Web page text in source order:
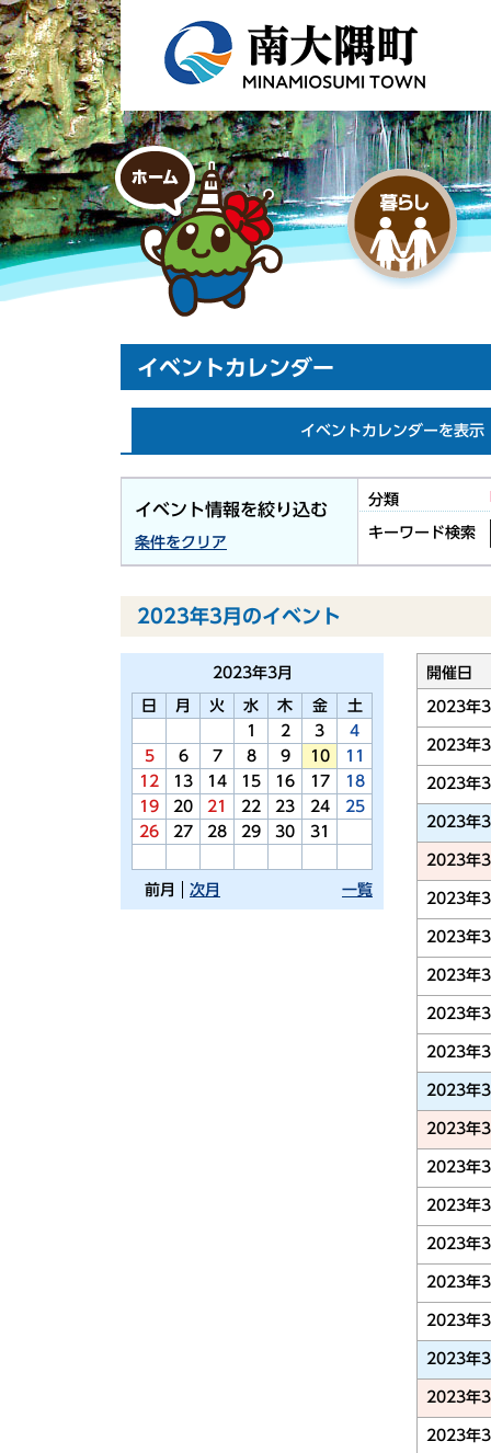
イベントカレンダー
イベントカレンダーを表示
イベント情報を絞り込む
条件をクリア
分類
キーワード検索
2023年3月のイベント
2023年3月
日 月 火 水 木 金
土
1
2 3
4
5
6 7 8 9 10
11
12
13 14 15 16 17
18
19
20 21 22 23 24
25
26
27 28 29 30 31
前月 一覧
次月
開催日
2023年
2023年
2023年
2023年
2023年
2023年
2023年
2023年
2023年
2023年
2023年
2023年
2023年
2023年
2023年
2023年
2023年
2023年
2023年
2023年